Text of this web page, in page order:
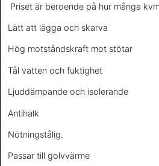
Priset är beroende på hur många
Lätt att lägga och skarva
Hög motståndskraft mot stötar
Tål vatten och fuktighet
Ljuddämpande och isolerande
Antihalk
Nötningstålig.
Passar till golvvärme